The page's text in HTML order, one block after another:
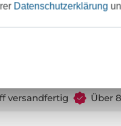
zwei Worten zu
versandfertig Über
Datenschutzerklärung